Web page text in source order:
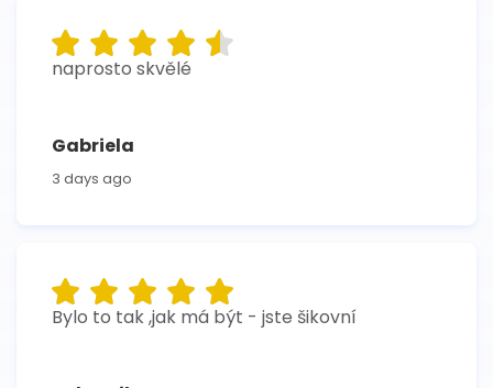
naprosto skvělé
Gabriela
3 days ago
Bylo to tak ,jak má být - jste šikovní